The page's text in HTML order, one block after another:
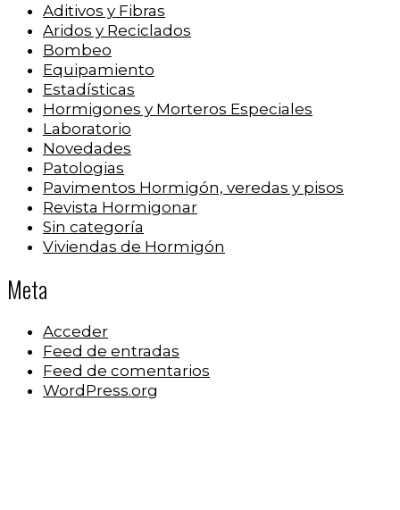
Aditivos y Fibras
Aridos y Reciclados
Bombeo
Equipamiento
Estadísticas
Hormigones y Morteros Especiales
Laboratorio
Novedades
Patologias
Pavimentos Hormigón, veredas y pisos
Revista Hormigonar
Sin categoría
Viviendas de Hormigón
Meta
Acceder
Feed de entradas
Feed de comentarios
WordPress.org